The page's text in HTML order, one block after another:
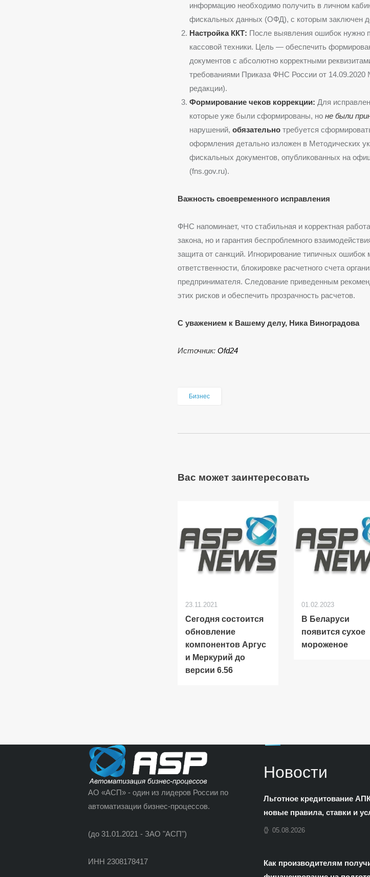
информацию необходимо получить в личном
фискальных данных (ОФД), с которым заключен
Настройка ККТ: После выявления ошибок нужно
кассовой техники. Цель — обеспечить
документов с абсолютно корректными
требованиями Приказа ФНС России от
редакции).
Формирование чеков коррекции: Для
которые уже были сформированы, но не были
нарушений, обязательнотребуется
оформления детально изложен в Методических
фискальных документов, опубликованных на
(fns.gov.ru).
Важность своевременного исправления
ФНС напоминает, что стабильная и корректная
закона, но и гарантия беспроблемного
защита от санкций. Игнорирование типичных ошибок
ответственности, блокировке расчетного счета
предпринимателя. Следование приведенным
этих рисков и обеспечить прозрачность расчетов.
С уважением к Вашему делу, Ника Виноградова
Источник: Оfd24
Бизнес
Вас может заинтересовать
23.11.2021
Сегодня состоится
обновление
компонентов Аргус
и Меркурий до
версии 6.56
01.02.2023
В Беларуси
появится сухое
мороженое
АО «АСП» - один из лидеров России по
автоматизации бизнес-процессов.
(до 31.01.2021 - ЗАО "АСП")
ИНН 2308178417
Новости
Льготное кредитование
новые правила, ставки и
05.08.2026
Как производителям